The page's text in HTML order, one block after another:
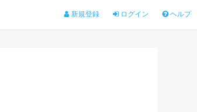
新規登録 ログイン ヘルプ